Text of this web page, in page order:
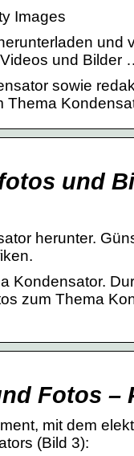
Images
und Bilder
sowie
und
herunter.
Kondensator.
zum Thema
Fotos –
mit dem
(Bild 3):